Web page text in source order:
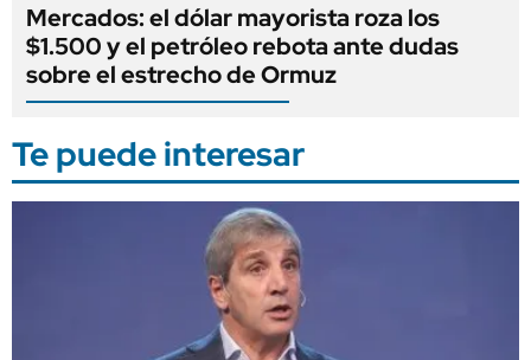
Mercados: el dólar mayorista roza los
$1.500 y el petróleo rebota ante dudas
sobre el estrecho de Ormuz
Te puede interesar